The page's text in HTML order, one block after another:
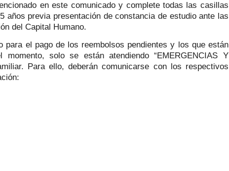
en este comunicado y complete todas las casillas
previa presentación de constancia de estudio ante las
del Capital Humano.
el pago de los reembolsos pendientes y los que están
solo se están atendiendo “EMERGENCIAS Y
Para ello, deberán comunicarse con los respectivos